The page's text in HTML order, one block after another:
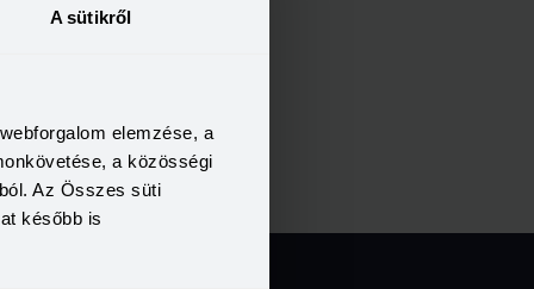
A sütikről
elemzése, a
a közösségi
Az Összes süti
később is